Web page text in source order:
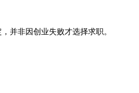
并非因创业失败才选择求职。